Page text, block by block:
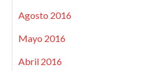
Agosto 2016
Mayo 2016
Abril 2016